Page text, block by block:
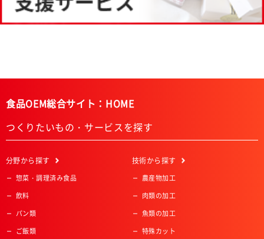
食品OEM総合サイト：HOME
つくりたいもの・サービスを探す
分野から探す
惣菜・調理済み食品
飲料
パン類
ご飯類
技術から探す
農産物加工
肉類の加工
魚類の加工
特殊カット